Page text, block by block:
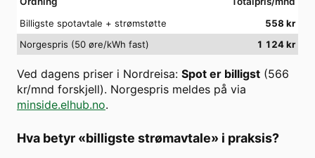
Billigste spotavtale + strømstøtte
558 kr
Norgespris (50 øre/kWh fast)
1 124kr
Ved dagens priser i Nordreisa: Spot er billigst (566
kr/mnd forskjell). Norgespris meldes på via
minside.elhub.no.
Hva betyr «billigste strømavtale» i praksis?